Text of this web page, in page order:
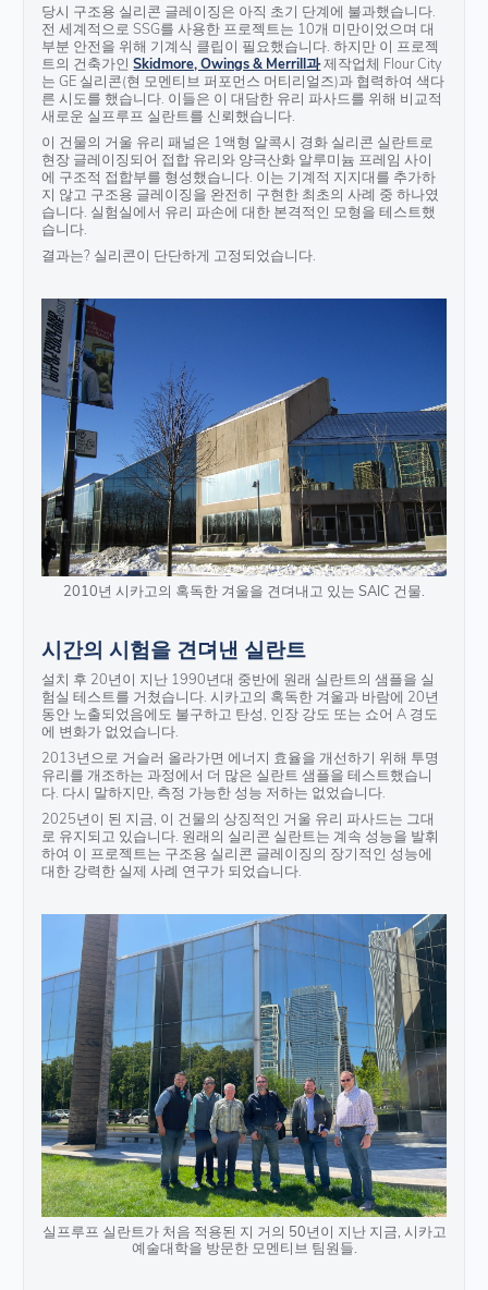
당시 구조용 실리콘 글레이징은 아직 초기 단계에 불과했습니다.
전 세계적으로 SSG를 사용한 프로젝트는 10개 미만이었으며 대
부분 안전을 위해 기계식 클립이 필요했습니다. 하지만 이 프로젝
트의 건축가인Skidmore, Owings & Merrill과제작업체 Flour City
는 GE 실리콘(현 모멘티브 퍼포먼스 머티리얼즈)과 협력하여 색다
른 시도를 했습니다. 이들은 이 대담한 유리 파사드를 위해 비교적
새로운 실프루프 실란트를 신뢰했습니다.
이 건물의 거울 유리 패널은 1액형 알콕시 경화 실리콘 실란트로
현장 글레이징되어 접합 유리와 양극산화 알루미늄 프레임 사이
에 구조적 접합부를 형성했습니다. 이는 기계적 지지대를 추가하
지 않고 구조용 글레이징을 완전히 구현한 최초의 사례 중 하나였
습니다. 실험실에서 유리 파손에 대한 본격적인 모형을 테스트했
습니다.
결과는? 실리콘이 단단하게 고정되었습니다.
2010년 시카고의 혹독한 겨울을 견뎌내고 있는 SAIC 건물.
시간의 시험을 견뎌낸 실란트
설치 후 20년이 지난 1990년대 중반에 원래 실란트의 샘플을 실
험실 테스트를 거쳤습니다. 시카고의 혹독한 겨울과 바람에 20년
동안 노출되었음에도 불구하고 탄성, 인장 강도 또는 쇼어 A 경도
에 변화가 없었습니다.
2013년으로 거슬러 올라가면 에너지 효율을 개선하기 위해 투명
유리를 개조하는 과정에서 더 많은 실란트 샘플을 테스트했습니
다. 다시 말하지만, 측정 가능한 성능 저하는 없었습니다.
2025년이 된 지금, 이 건물의 상징적인 거울 유리 파사드는 그대
로 유지되고 있습니다. 원래의 실리콘 실란트는 계속 성능을 발휘
하여 이 프로젝트는 구조용 실리콘 글레이징의 장기적인 성능에
대한 강력한 실제 사례 연구가 되었습니다.
실프루프 실란트가 처음 적용된 지 거의 50년이 지난 지금, 시카고
예술대학을 방문한 모멘티브 팀원들.